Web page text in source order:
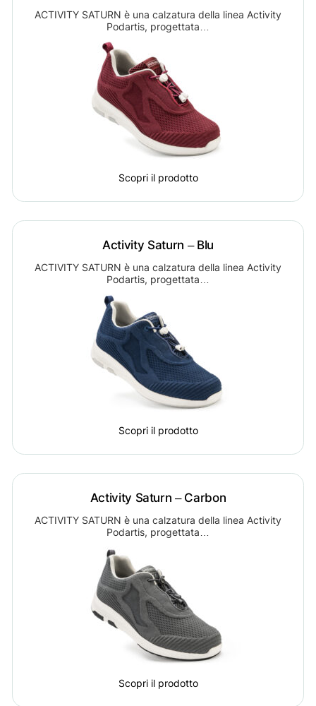
ACTIVITY SATURN è una calzatura della linea Activity
Podartis, progettata…
Scopri il prodotto
Activity Saturn – Blu
ACTIVITY SATURN è una calzatura della linea Activity
Podartis, progettata…
Scopri il prodotto
Activity Saturn – Carbon
ACTIVITY SATURN è una calzatura della linea Activity
Podartis, progettata…
Scopri il prodotto